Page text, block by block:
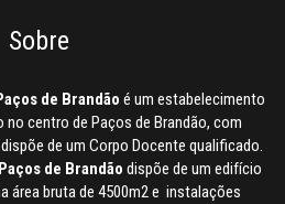
Sobre
de Brandão é um estabelecimento
no centro de Paços de Brandão, com
de um Corpo Docente qualificado.
de Brandão dispõe de um edifício
área bruta de 4500m2 e instalações